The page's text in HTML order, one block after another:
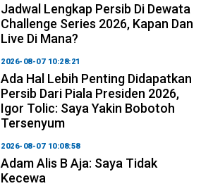
Jadwal Lengkap Persib Di Dewata
Challenge Series 2026, Kapan Dan
Live Di Mana?
2026-08-07 10:28:21
Ada Hal Lebih Penting Didapatkan
Persib Dari Piala Presiden 2026,
Igor Tolic: Saya Yakin Bobotoh
Tersenyum
2026-08-07 10:08:58
Adam Alis B Aja: Saya Tidak
Kecewa